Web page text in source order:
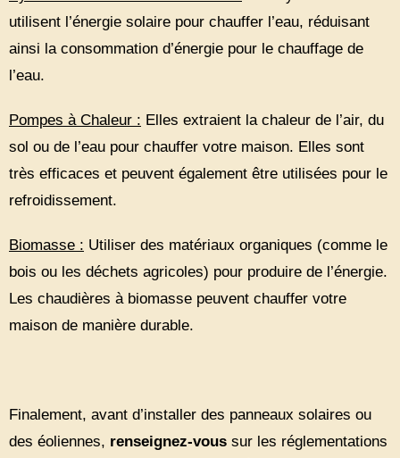
utilisent l’énergie solaire pour chauffer l’eau, réduisant
ainsi la consommation d’énergie pour le chauffage de
l’eau.
Pompes à Chaleur : Elles extraient la chaleur de l’air, du
sol ou de l’eau pour chauffer votre maison. Elles sont
très efficaces et peuvent également être utilisées pour le
refroidissement.
Biomasse : Utiliser des matériaux organiques (comme le
bois ou les déchets agricoles) pour produire de l’énergie.
Les chaudières à biomasse peuvent chauffer votre
maison de manière durable.
Finalement, avant d’installer des panneaux solaires ou
des éoliennes, renseignez-vous sur les réglementations